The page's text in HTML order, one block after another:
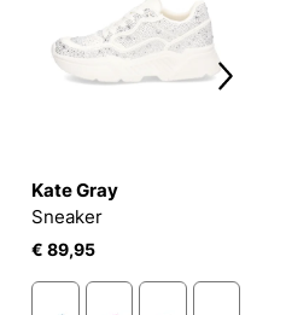
Kate Gray
Sneaker
€ 89,95